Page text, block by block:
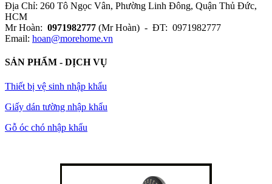
Địa Chỉ: 260 Tô Ngọc Vân, Phường Linh Đông, Quận Thủ Đức,
HCM
Mr Hoàn: 0971982777 (Mr Hoàn) - ĐT: 0971982777
Email: hoan@morehome.vn
SẢN PHẨM - DỊCH VỤ
Thiết bị vệ sinh nhập khẩu
Giấy dán tường nhập khẩu
Gỗ óc chó nhập khẩu